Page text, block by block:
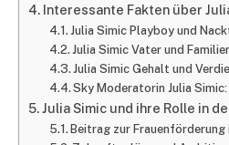
Interessante Fakten über
Julia Simic Playboy und
Julia Simic Vater und
Julia Simic Gehalt und
Sky Moderatorin Julia
Julia Simic und ihre Rolle in
Beitrag zur